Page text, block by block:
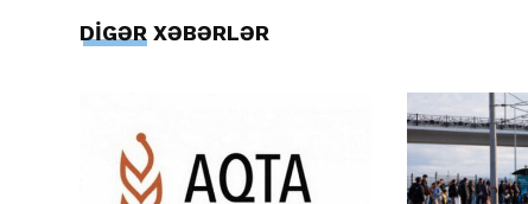
DİGƏR XƏBƏRLƏR